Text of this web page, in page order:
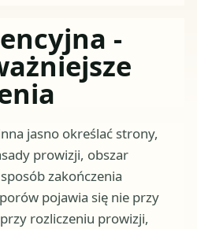
-
jasno określać strony,
prowizji, obszar
zakończenia
pojawia się nie przy
rozliczeniu prowizji,